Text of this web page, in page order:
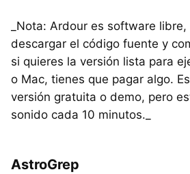
_Nota: Ardour es software
descargar el código fuente y
si quieres la versión lista para
o Mac, tienes que pagar algo.
versión gratuita o demo, pero
sonido cada 10 minutos._
AstroGrep